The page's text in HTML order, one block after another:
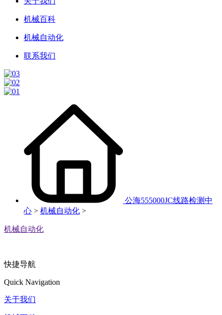
机械百科
机械自动化
联系我们
公海555000JC线路检测中
心 > 机械自动化 >
机械自动化
快捷导航
Quick Navigation
关于我们